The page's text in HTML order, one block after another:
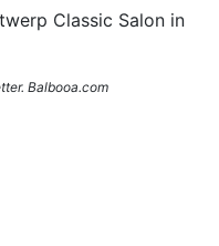
Classic Salon in
Balbooa.com